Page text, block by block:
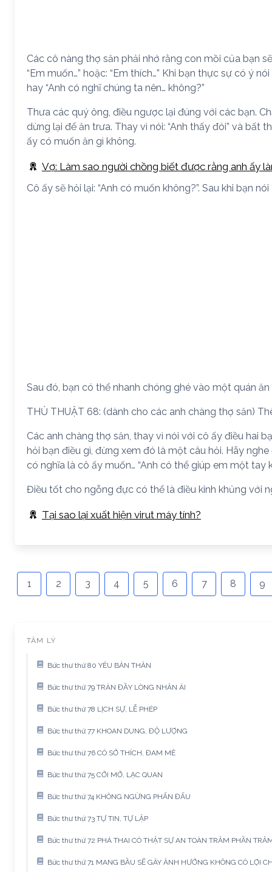
Các cô nàng thợ săn phải nhớ rằng con mồi của bạn
“Em muốn…” hoặc: “Em thích…” Khi bạn thực sự có ý
hay “Anh có nghĩ chúng ta nên… không?”
Thưa các quý ông, điều ngược lại đúng với các bạn.
dừng lại để ăn trưa. Thay vì nói: “Anh thấy đói” và
ấy có muốn ăn gì không.
Vợ: Làm sao người chồng biết được rằng anh ấy
Cô ấy sẽ hỏi lại: “Anh có muốn không?”. Sau khi bạn
Sau đó, bạn có thể nhanh chóng ghé vào một quán ăn
THỦ THUẬT 68: (dành cho các anh chàng thợ săn)
Các anh chàng thợ săn, thay vì nói với cô ấy điều hai
hỏi bạn điều gì, đừng xem đó là một câu hỏi. Hãy
có nghĩa là cô ấy muốn… “Anh có thể giúp em một tay
Điều tốt cho ngỗng đực có thể là điều kinh khủng với
Tại sao lại xuất hiện virut máy tính?
1 2 3 4 5 6 7 8 9
TÂM LÝ
Bức thư thứ 80 YÊU BẢN THÂN
Bức thư thứ 79 TRÀN ĐẦY LÒNG NHÂN ÁI
Bức thư thứ 78 LỊCH SỰ, LỄ PHÉP
Bức thư thứ 77 KHOAN DUNG, ĐỘ LƯỢNG
Bức thư thứ 76 CÓ SỞ THÍCH, ĐAM MÊ
Bức thư thứ 75 CỞI MỞ, LẠC QUAN
Bức thư thứ 74 KHÔNG NGỪNG PHẤN ĐẤU
Bức thư thứ 73 TỰ TIN, TỰ LẬP
Bức thư thứ 72 PHÁ THAI CÓ THẬT SỰ AN TOÀN TRĂM PHẦN
Bức thư thứ 71 MANG BẦU SẼ GÂY ẢNH HƯỞNG KHÔNG CÓ LỢI